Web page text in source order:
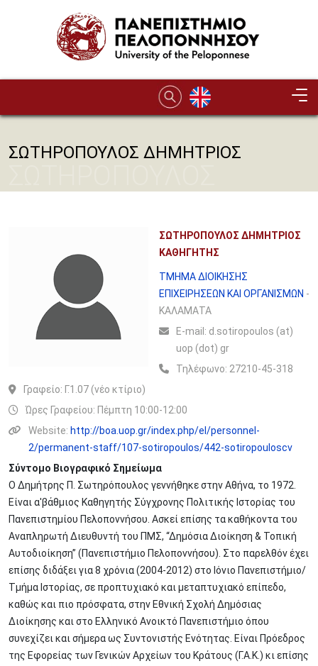
ΣΩΤΗΡΟΠΟΥΛΟΣ ΔΗΜΗΤΡΙΟΣ
ΣΩΤΗΡΟΠΟΥΛΟΣ ΔΗΜΗΤΡΙΟΣ
ΚΑΘΗΓΗΤΗΣ
ΤΜΗΜΑ ΔΙΟΙΚΗΣΗΣ
ΕΠΙΧΕΙΡΗΣΕΩΝ ΚΑΙ ΟΡΓΑΝΙΣΜΩΝ -
ΚΑΛΑΜΑΤΑ
Ε-mail: d.sotiropoulos (at)
uop (dot) gr
Τηλέφωνο: 27210-45-318
Γραφείο: Γ.1.07 (νέο κτίριο)
Ώρες Γραφείου: Πέμπτη 10:00-12:00
Website: http://boa.uop.gr/index.php/el/personnel-
2/permanent-staff/107-sotiropoulos/442-sotiropouloscv
Σύντομο Βιογραφικό Σημείωμα
Ο Δημήτρης Π. Σωτηρόπουλος γεννήθηκε στην Αθήνα, το 1972.
Είναι α'βάθμιος Καθηγητής Σύγχρονης Πολιτικής Ιστορίας του
Πανεπιστημίου Πελοποννήσου. Ασκεί επίσης τα καθήκοντα του
Αναπληρωτή Διευθυντή του ΠΜΣ, “Δημόσια Διοίκηση & Τοπική
Αυτοδιοίκηση” (Πανεπιστήμιο Πελοποννήσου). Στο παρελθόν έχει
επίσης διδάξει για 8 χρόνια (2004-2012) στο Ιόνιο Πανεπιστήμιο/
Τμήμα Ιστορίας, σε προπτυχιακό και μεταπτυχιακό επίπεδο,
καθώς και πιο πρόσφατα, στην Εθνική Σχολή Δημόσιας
Διοίκησης και στο Ελληνικό Ανοικτό Πανεπιστήμιο όπου
συνεχίζει και σήμερα ως Συντονιστής Ενότητας. Είναι Πρόεδρος
της Εφορείας των Γενικών Αρχείων του Κράτους (Γ.Α.Κ.) κι επίσης